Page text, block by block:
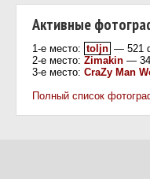
Активные
1-е место: toljn — 521
2-е место: Zimakin —
3-е место: CraZy Man
Полный список